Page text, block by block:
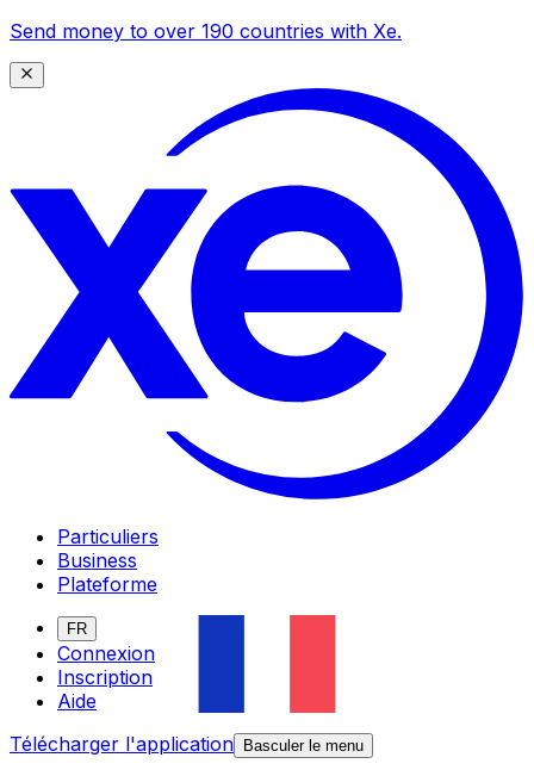
Send money to over 190 countries with Xe.
Particuliers
Business
Plateforme
FR
Connexion
Inscription
Aide
Télécharger l'application
Basculer le menu